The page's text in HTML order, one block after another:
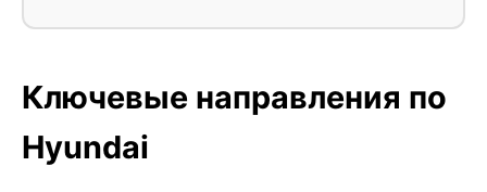
Ключевые направления по
Hyundai